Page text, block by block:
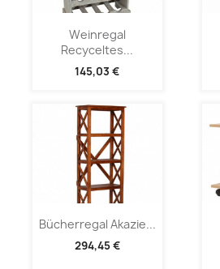
Weinregal
Recyceltes...
145,03 €
Bücherregal Akazie...
294,45 €